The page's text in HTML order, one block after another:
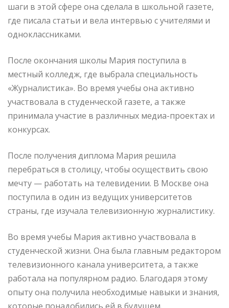
шаги в этой сфере она сделала в школьной газете,
где писала статьи и вела интервью с учителями и
одноклассниками.
После окончания школы Мария поступила в
местный колледж, где выбрала специальность
«Журналистика». Во время учебы она активно
участвовала в студенческой газете, а также
принимала участие в различных медиа-проектах и
конкурсах.
После получения диплома Мария решила
перебраться в столицу, чтобы осуществить свою
мечту — работать на телевидении. В Москве она
поступила в один из ведущих университетов
страны, где изучала телевизионную журналистику.
Во время учебы Мария активно участвовала в
студенческой жизни. Она была главным редактором
телевизионного канала университета, а также
работала на популярном радио. Благодаря этому
опыту она получила необходимые навыки и знания,